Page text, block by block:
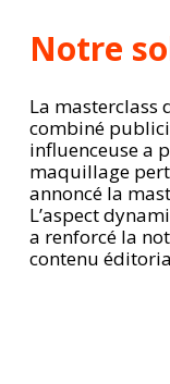
Notre
La masterclass
combiné
influenceuse a
maquillage
annoncé la
L’aspect
a renforcé la
contenu